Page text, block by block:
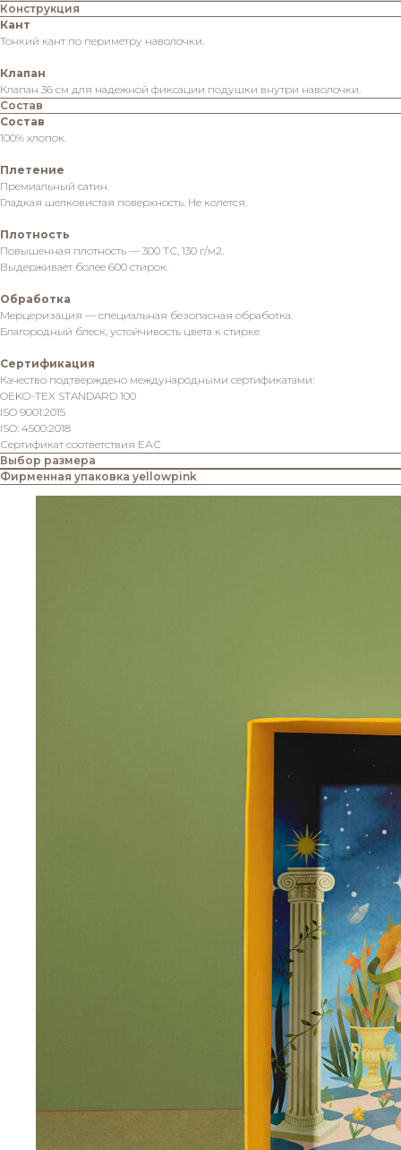
Конструкция
Кант
Тонкий кант по периметру наволочки.
Клапан
Клапан 36 см для надежной фиксации подушки внутри наволочки.
Состав
Состав
100% хлопок.
Плетение
Премиальный сатин.
Гладкая шелковистая поверхность. Не колется.
Плотность
Повышенная плотность — 300 ТС, 130 г/м2.
Выдерживает более 600 стирок.
Обработка
Мерцеризация — специальная безопасная обработка.
Благородный блеск, устойчивость цвета к стирке.
Сертификация
Качество подтверждено международными сертификатами:
OEKO-TEX STANDARD 100
ISO 9001:2015
ISO: 4500:2018
Сертификат соответствия ЕАС
Выбор размера
Фирменная упаковка yellowpink